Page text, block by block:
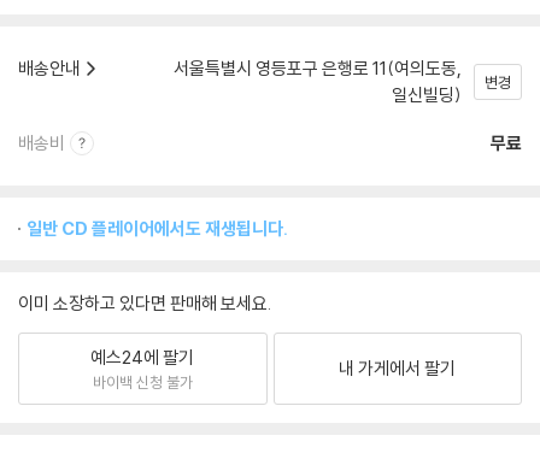
배송안내
서울특별시 영등포구 은행로 11(여의도동,
일신빌딩)
변경
배송비 무료
일반 CD 플레이어에서도 재생됩니다.
이미 소장하고 있다면 판매해 보세요.
예스24에 팔기
바이백 신청 불가
내 가게에서 팔기